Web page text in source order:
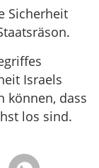
Sicherheit
Israels
können, dass
los sind.